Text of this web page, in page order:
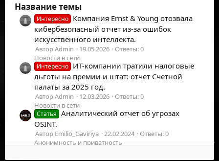
Название темы
Интересно Компания Ernst & Young отозвала
кибербезопасный отчет из-за ошибок
искусственного интеллекта.
Автор Admin 19.05.2026
Ответы: 0
Новости в сети
Интересно ИТ-компании тратили налоговые
льготы на премии и штат: отчет Счетной
палаты за 2025 год.
Автор Admin 12.03.2026
Ответы: 0
Новости в сети
Статья
Аналитический отчет об угрозах
OSINT.
Автор Emilio_Gaviriya 22.02.2024
Ответы: 0
Анонимность и приватность